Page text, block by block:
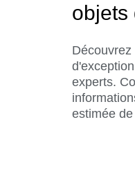
objets
experts.
estimée